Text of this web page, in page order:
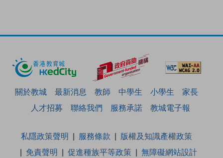
關於教城 最新消息 教師 中學生 小學生
家長
人才招募
聯絡我們 服務承諾 教城電子報
私隱政策聲明 服務條款
版權及知識產權政策
免責聲明
促進種族平等政策 無障礙網站設計